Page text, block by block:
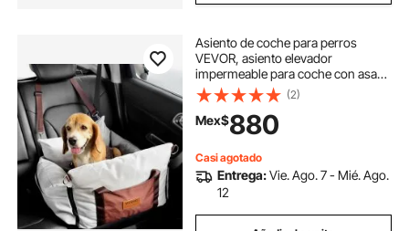
Asiento de coche para perros
VEVOR, asiento elevador
impermeable para coche con asas
laterales y bolsillo de
almacenamiento, correa de
seguridad con clip y relleno de
algodón PP, cama para perros
pequeños de hasta 11,3 kg, color
gris
(2)
Mex$880
Casi agotado
Entrega:Vie. Ago. 7 - Mié. Ago.
12